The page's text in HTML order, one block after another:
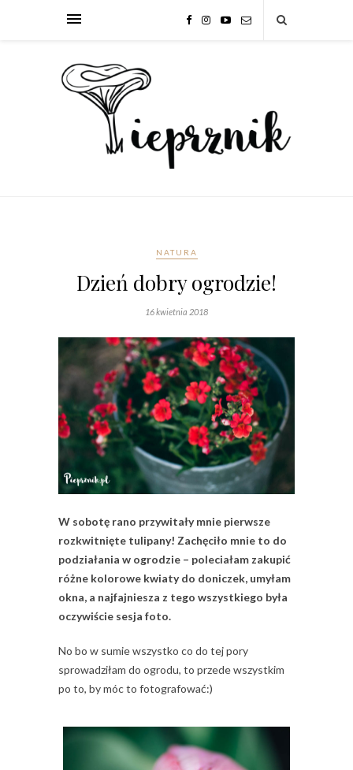
NATURA
Dzień dobry ogrodzie!
16 kwietnia 2018
W sobotę rano przywitały mnie pierwsze
rozkwitnięte tulipany! Zachęciło mnie to do
podziałania w ogrodzie – poleciałam zakupić
różne kolorowe kwiaty do doniczek, umyłam
okna, a najfajniesza z tego wszystkiego była
oczywiście sesja foto.
No bo w sumie wszystko co do tej pory
sprowadziłam do ogrodu, to przede wszystkim
po to, by móc to fotografować:)